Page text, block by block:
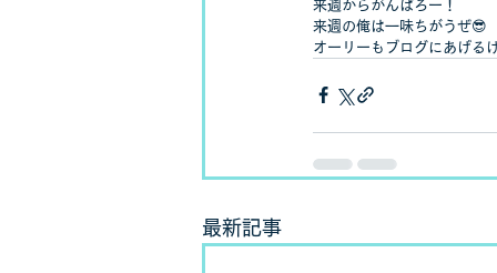
来週からがんばろー！
来週の俺は一味ちがうぜ😎
オーリーもブログにあげる
最新記事